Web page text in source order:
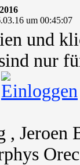
um 00:45:07
und
nur
, Jeroen